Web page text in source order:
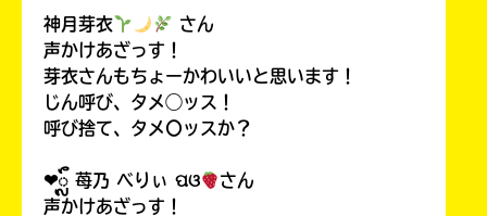
神月芽衣
さん
声かけあざっす！
芽衣さんもちょーかわいいと思います！
じん呼び、タメ◯ッス！
呼び捨て、タメ〇ッスか？
❤︎ᬼ 苺乃 べりぃ ପଓ
さん
声かけあざっす！